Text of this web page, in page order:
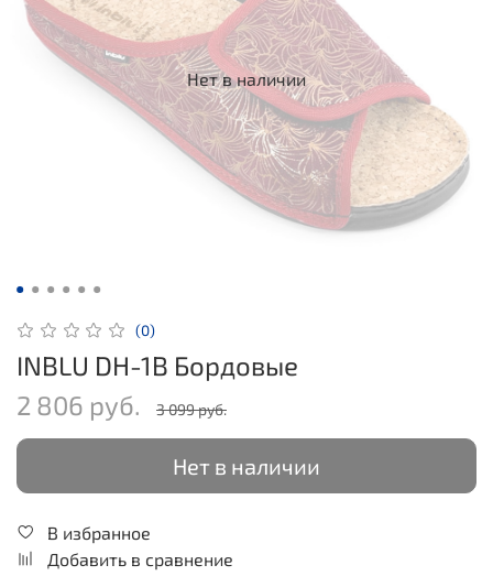
Нет в наличии
(0)
INBLU DH-1B Бордовые
2 806 руб.
3 099 руб.
Нет в наличии
В избранное
Добавить в сравнение